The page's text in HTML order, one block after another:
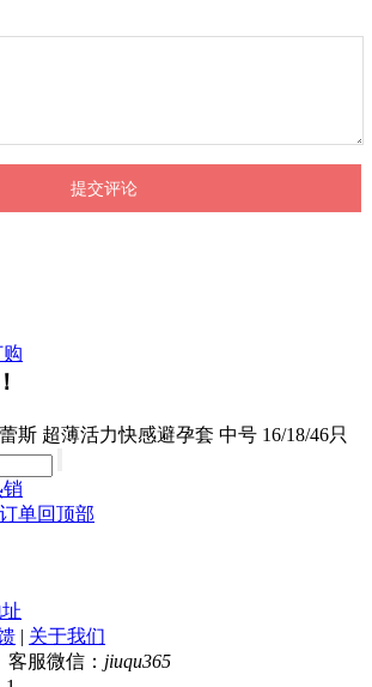
斯 超薄活力快感避孕套 中号 16/18/46只
单回顶部
| 关于我们
服微信： jiuqu365